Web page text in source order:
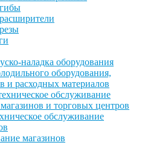
наладка оборудования
оборудования,
и расходных материалов
обслуживание
и торговых центров
обслуживание
магазинов